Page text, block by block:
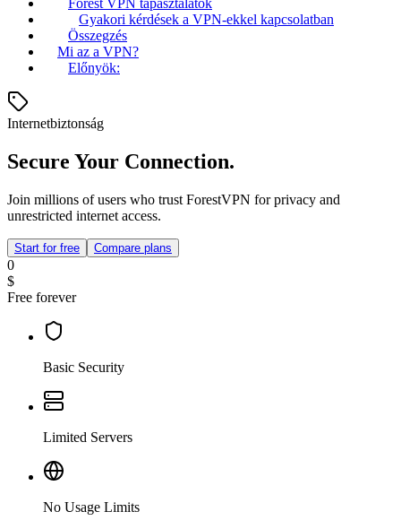
Forest VPN tapasztalatok
Gyakori kérdések a VPN-ekkel kapcsolatban
Összegzés
Mi az a VPN?
Előnyök:
Internetbiztonság
Secure Your Connection.
Join millions of users who trust ForestVPN for privacy and
unrestricted internet access.
Start for free Compare plans
0
$
Free forever
Basic Security
Limited Servers
No Usage Limits